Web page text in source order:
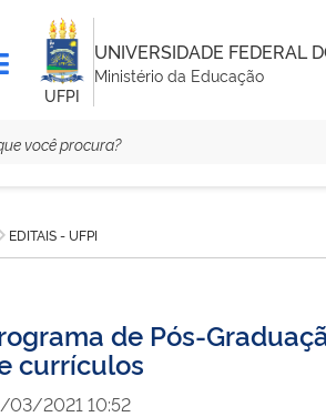
UFPI
UNIVERSIDADE FEDERAL
Ministério da Educação
inicial
EDITAIS - UFPI
de Pós-
currículos
03/2021 10:52